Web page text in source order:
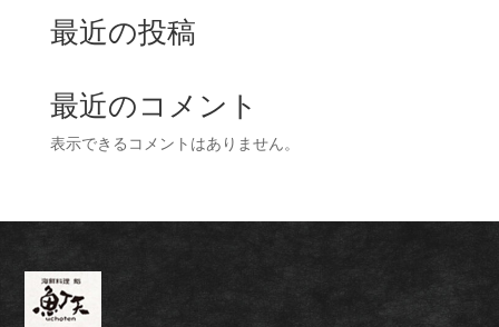
最近の投稿
最近のコメント
表示できるコメントはありません。